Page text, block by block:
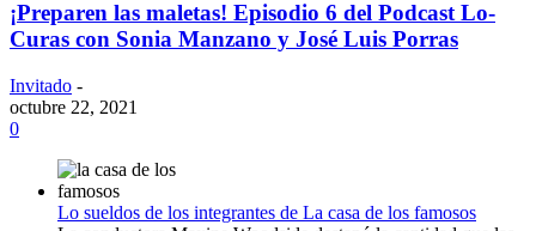
¡Preparen las maletas! Episodio 6 del Podcast Lo-
Curas con Sonia Manzano y José Luis Porras
Invitado -
octubre 22, 2021
0
Lo sueldos de los integrantes de La casa de los famosos